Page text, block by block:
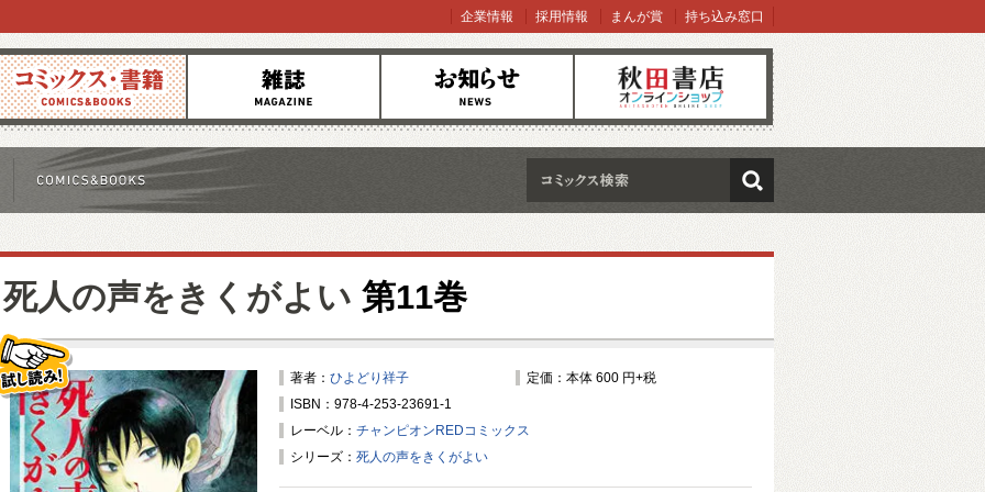
ミックス 雑誌 お知らせ オンラインショップ
企業情報 採用情報 まんが賞 持ち込み窓口
検索
死人の声をきくがよい 第11巻
著者： ひよどり祥子
定価：本体 600 円+税
ISBN：978-4-253-23691-1
レーベル： チャンピオンREDコミックス
シリーズ： 死人の声をきくがよい
読み！